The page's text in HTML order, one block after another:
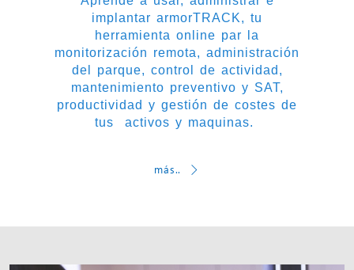
implantar armorTRACK, tu
herramienta online par la
monitorización remota, administración
del parque, control de actividad,
mantenimiento preventivo y SAT,
productividad y gestión de costes de
tus activos y maquinas.
más..